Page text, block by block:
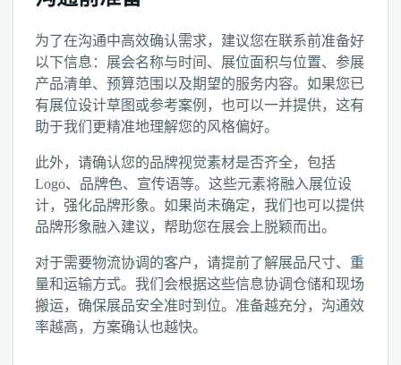
为了在沟通中高效确认需求，建议您在联系前准备好
以下信息：展会名称与时间、展位面积与位置、参展
产品清单、预算范围以及期望的服务内容。如果您已
有展位设计草图或参考案例，也可以一并提供，这有
助于我们更精准地理解您的风格偏好。
此外，请确认您的品牌视觉素材是否齐全，包括
Logo、品牌色、宣传语等。这些元素将融入展位设
计，强化品牌形象。如果尚未确定，我们也可以提供
品牌形象融入建议，帮助您在展会上脱颖而出。
对于需要物流协调的客户，请提前了解展品尺寸、重
量和运输方式。我们会根据这些信息协调仓储和现场
搬运，确保展品安全准时到位。准备越充分，沟通效
率越高，方案确认也越快。